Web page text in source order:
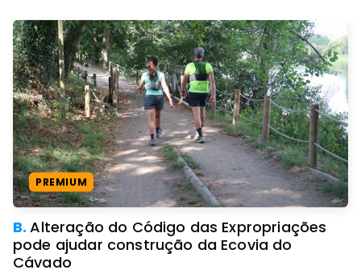
PREMIUM
B.Alteração do Código das Expropriações
pode ajudar construção da Ecovia do
Cávado